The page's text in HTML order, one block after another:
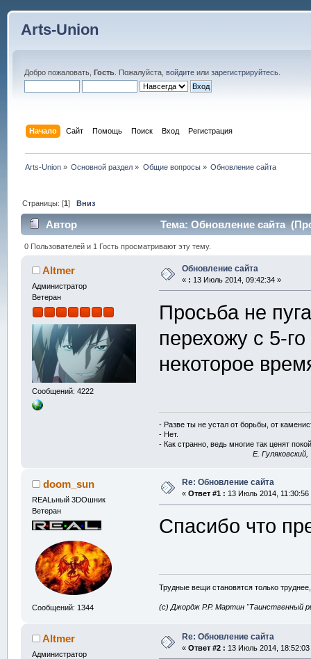
Arts-Union
Добро пожаловать, Гость. Пожалуйста, войдитеили зарегистрируйтесь.
Начало Сайт Помощь Поиск Вход Регистрация
Arts-Union » Основной раздел » Общие вопросы» Обновление сайта
Страницы: [1]Вниз
Автор Тема: Обновление сайта
0 Пользователей и 1 Гость просматривают эту тему.
Altmer
Администратор
Ветеран
Сообщений: 4222
Обновление сайта
« : 13 Июль 2014, 09:42:34 »
Просьба не
перехожу с 5-
некоторое
- Разве ты не устал от борьбы, от
- Нет.
- Как странно, ведь многие так ценят
E.
doom_sun
REALьный 3DOшник
Ветеран
Сообщений: 1344
Re: Обновление сайта
« Ответ #1 : 13 Июль 2014, 11:30:56
Спасибо что
Трудные вещи становятся только
(с) Джордж Р.Р. Мартин "Таинственный
Altmer
Администратор
Re: Обновление сайта
« Ответ #2 : 13 Июль 2014, 18:52:03